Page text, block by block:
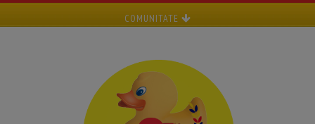
COMUNITATE